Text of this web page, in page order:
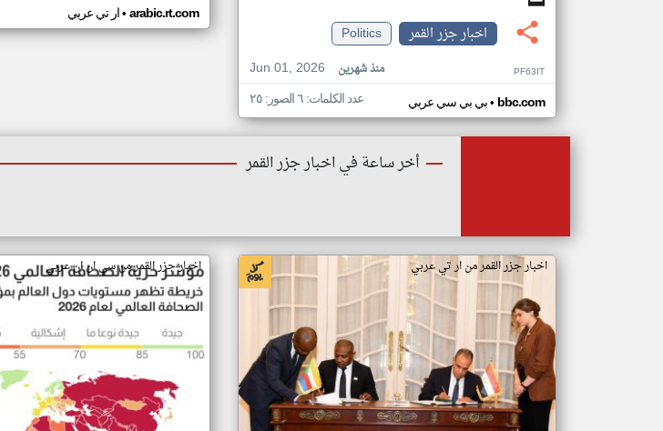
اخبار جزر القمر
Politics
Jun 01, 2026
منذ شهرين PF63IT
بي بي سي عربي• bbc.com عدد الكلمات: ٦ الصور: ٢٥
ار تي عربي• arabic.rt.com
أخر ساعة في اخبار جزر القمر
اخبار جزر القمر من ار تي عربي اخبار جزر القمر من سي ان ان عربي